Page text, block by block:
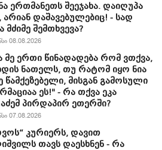
ერთმანეთს შეეჯახა. დაიღუპა
არიან დაშავებულებიც! - სად
მძიმე შემთხვევა?
08.08.2026
მე ერთი წინადადება რომ ვთქვა,
ნათელს, თუ რატომ იყო ნია
წამქეზებელი, მისგან გამოსული
ეს!" - რა თქვა ეკა
პირდაპირ ეთერში?
07.08.2026
კურიერს, დავით
თავს დაესხნენ - რა